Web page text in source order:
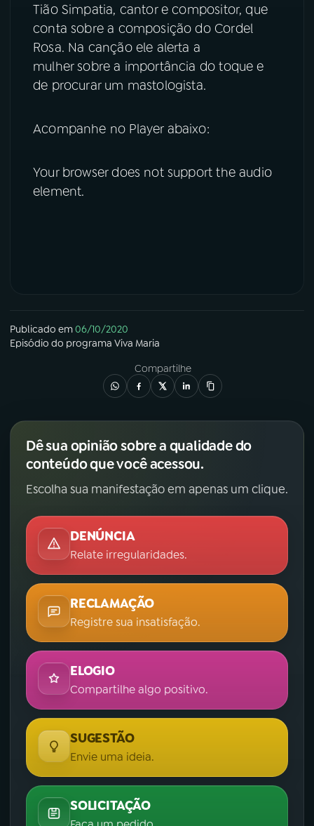
Tião Simpatia, cantor e compositor, que
conta sobre a composição do Cordel
Rosa. Na canção ele alerta a
mulher sobre a importância do toque e
de procurar um mastologista.
Acompanhe no Player abaixo:
Your browser does not support the audio
element.
Publicado em06/10/2020
Episódio do programa Viva Maria
Compartilhe
Dê sua opinião sobre a qualidade do
conteúdo que você acessou.
Escolha sua manifestação em apenas um clique.
DENÚNCIA
Relate irregularidades.
RECLAMAÇÃO
Registre sua insatisfação.
ELOGIO
Compartilhe algo positivo.
SUGESTÃO
Envie uma ideia.
SOLICITAÇÃO